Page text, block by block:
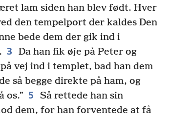
lam siden han blev født. Hver
den tempelport der kaldes Den
bede dem der gik ind i
3
Da han fik øje på Peter og
vej ind i templet, bad han dem
så begge direkte på ham, og
os.” 5
Så rettede han sin
dem, for han forventede at få